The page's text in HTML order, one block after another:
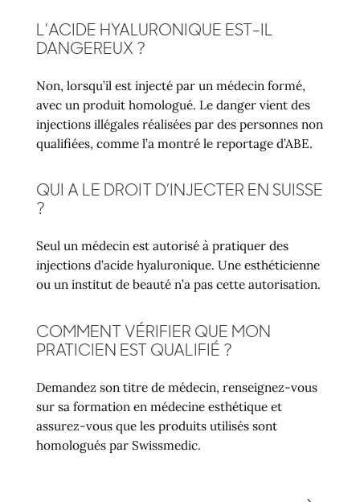
L’ACIDE HYALURONIQUE EST-IL
DANGEREUX ?
Non, lorsqu’il est injecté par un médecin formé,
avec un produit homologué. Le danger vient des
injections illégales réalisées par des personnes non
qualifiées, comme l’a montré le reportage d’ABE.
QUI A LE DROIT D’INJECTER EN SUISSE
?
Seul un médecin est autorisé à pratiquer des
injections d’acide hyaluronique. Une esthéticienne
ou un institut de beauté n’a pas cette autorisation.
COMMENT VÉRIFIER QUE MON
PRATICIEN EST QUALIFIÉ ?
Demandez son titre de médecin, renseignez-vous
sur sa formation en médecine esthétique et
assurez-vous que les produits utilisés sont
homologués par Swissmedic.